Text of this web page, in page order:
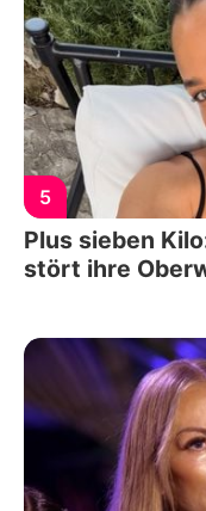
5
Plus sieben
stört ihre